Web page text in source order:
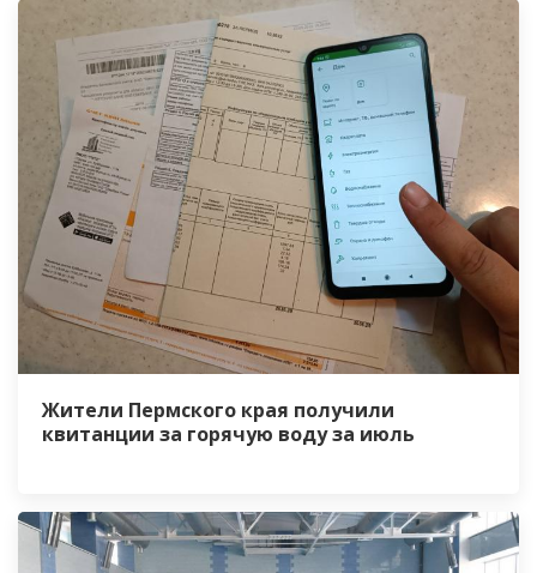
Жители Пермского края получили
квитанции за горячую воду за июль